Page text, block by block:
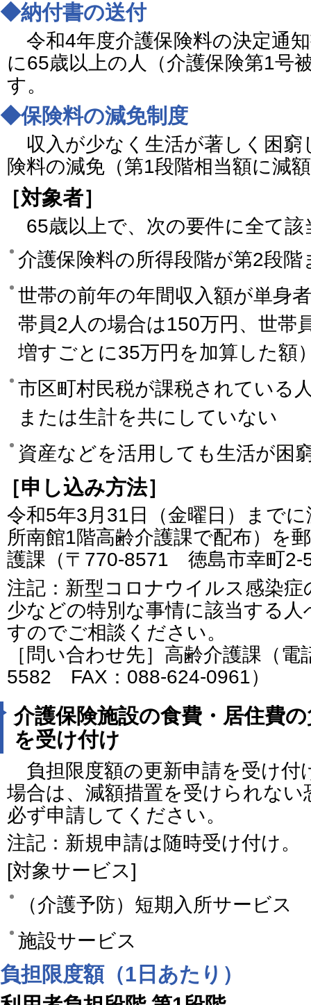
◆納付書の送付
令和4年度介護保険料の決定通
に65歳以上の人（介護保険第1号
す。
◆保険料の減免制度
収入が少なく生活が著しく困窮
険料の減免（第1段階相当額に減
［対象者］
65歳以上で、次の要件に全て該
介護保険料の所得段階が第2段階
世帯の前年の年間収入額が単身
帯員2人の場合は150万円、世帯
増すごとに35万円を加算した額
市区町村民税が課税されている
または生計を共にしていない
資産などを活用しても生活が困
［申し込み方法］
令和5年3月31日（金曜日）まで
所南館1階高齢介護課で配布）を
護課（〒770-8571 徳島市幸町2-
注記：新型コロナウイルス感染
少などの特別な事情に該当する
すのでご相談ください。
［問い合わせ先］高齢介護課（
5582 FAX：088-624-0961）
介護保険施設の食費・居住費
を受け付け
負担限度額の更新申請を受け付
場合は、減額措置を受けられな
必ず申請してください。
注記：新規申請は随時受け付け。
[対象サービス]
（介護予防）短期入所サービス
施設サービス
負担限度額（1日あたり）